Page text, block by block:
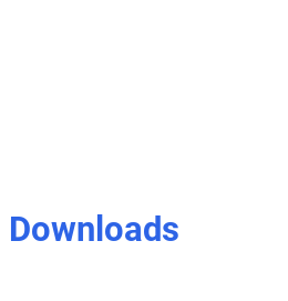
Downloads